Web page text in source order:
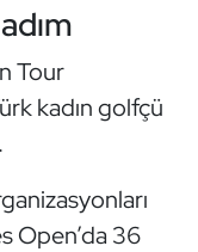
Tour
kadın golfçü
Open’da 36